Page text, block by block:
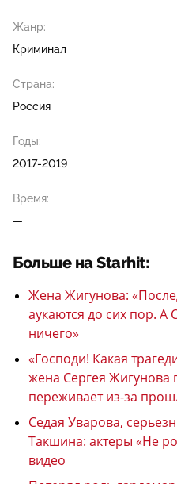
Жанр:
Криминал
Страна:
Россия
Годы:
2017-2019
Время:
—
Больше на Starhit:
Жена Жигунова:
аукаются до сих пор. А
ничего»
«Господи! Какая
жена Сергея Жигунова
переживает из-за
Седая Уварова,
Такшина: актеры «Не
видео